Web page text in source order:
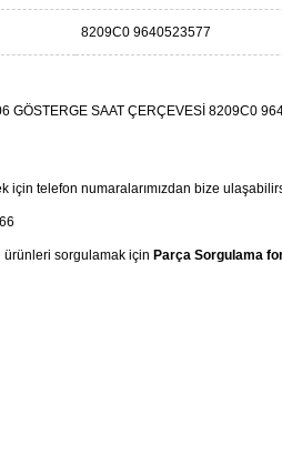
8209C0 9640523577
GÖSTERGE SAAT ÇERÇEVESİ 8209C0
için telefon numaralarımızdan bize
ürünleri sorgulamak için Parça Sorgulama